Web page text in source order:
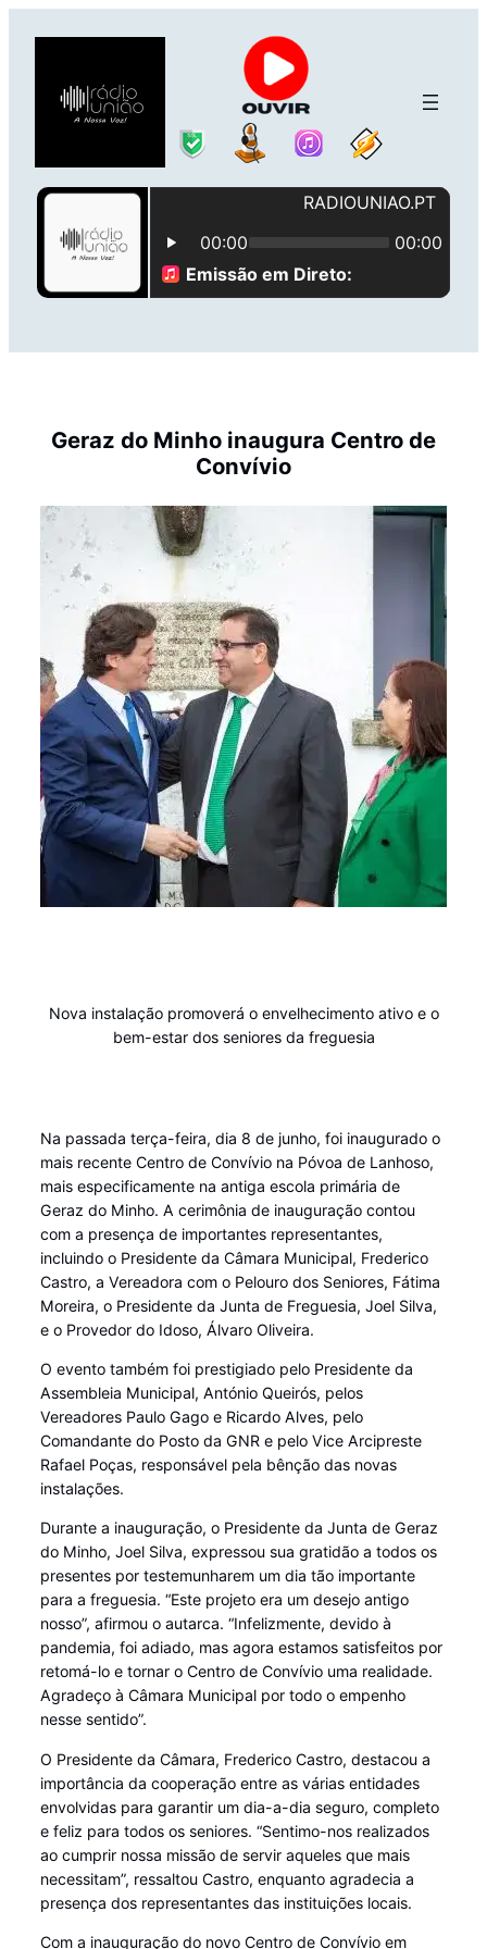
para
conteúdo
Geraz do Minho inaugura Centro de
Convívio
Nova instalação promoverá o envelhecimento ativo e o
bem-estar dos seniores da freguesia
Na passada terça-feira, dia 8 de junho, foi inaugurado o
mais recente Centro de Convívio na Póvoa de Lanhoso,
mais especificamente na antiga escola primária de
Geraz do Minho. A cerimônia de inauguração contou
com a presença de importantes representantes,
incluindo o Presidente da Câmara Municipal, Frederico
Castro, a Vereadora com o Pelouro dos Seniores, Fátima
Moreira, o Presidente da Junta de Freguesia, Joel Silva,
e o Provedor do Idoso, Álvaro Oliveira.
O evento também foi prestigiado pelo Presidente da
Assembleia Municipal, António Queirós, pelos
Vereadores Paulo Gago e Ricardo Alves, pelo
Comandante do Posto da GNR e pelo Vice Arcipreste
Rafael Poças, responsável pela bênção das novas
instalações.
Durante a inauguração, o Presidente da Junta de Geraz
do Minho, Joel Silva, expressou sua gratidão a todos os
presentes por testemunharem um dia tão importante
para a freguesia. “Este projeto era um desejo antigo
nosso”, afirmou o autarca. “Infelizmente, devido à
pandemia, foi adiado, mas agora estamos satisfeitos por
retomá-lo e tornar o Centro de Convívio uma realidade.
Agradeço à Câmara Municipal por todo o empenho
nesse sentido”.
O Presidente da Câmara, Frederico Castro, destacou a
importância da cooperação entre as várias entidades
envolvidas para garantir um dia-a-dia seguro, completo
e feliz para todos os seniores. “Sentimo-nos realizados
ao cumprir nossa missão de servir aqueles que mais
necessitam”, ressaltou Castro, enquanto agradecia a
presença dos representantes das instituições locais.
Com a inauguração do novo Centro de Convívio em